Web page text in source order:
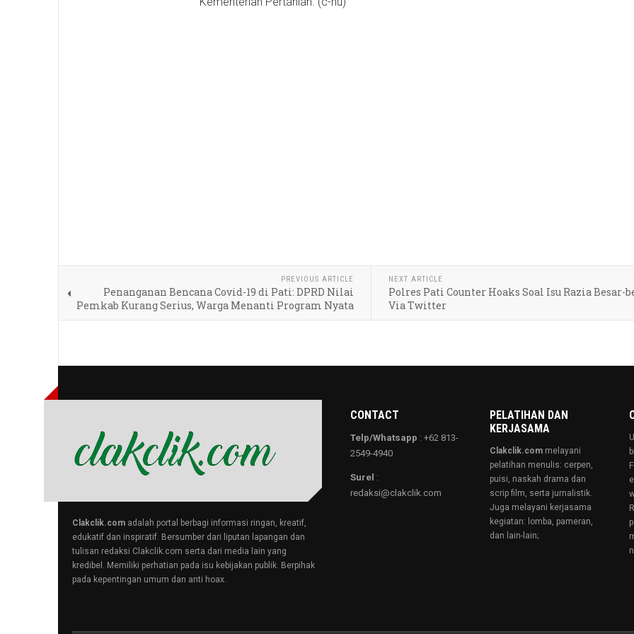
PREVIOUS ARTICLE
Penanganan Bencana Covid-19 di Pati: DPRD Nilai
Pemkab Kurang Serius, Warga Menanti Program Nyata
NEXT ARTICLE
Polres Pati Counter Hoaks Soal Isu Razia Besar-
Via Twitter
Clakclik.com adalah portal berbagi informasi ringan, kreatif,
edukatif dan inspiratif. Bersumber dari liputan lapangan dan
tulisan redaksi Clakclik.com serta dari media lain yang
kredibel. Memiliki perhatian pada isu kebijakan publik. Berpihak
pada kepentingan umum dan anti hoax.
CONTACT
Telp/Whatsapp : +62 813-
2549-4940
Surel :
redaksi@clakclik.com
PELATIHAN DAN
KERJASAMA
Clakclik.commelayani
pelatihan menulis: cerpen,
puisi, naskah drama dan
scrip film, serta jurnalistik.
Juga melayani kerjasama
kegiatan: lomba, pameran,
dan lain-lain;